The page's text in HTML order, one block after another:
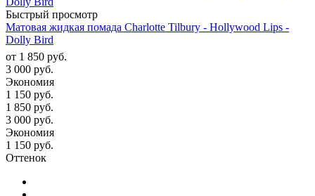
Быстрый просмотр
Матовая жидкая помада Charlotte Tilbury - Hollywood Lips -
Dolly Bird
от 1 850 руб.
3 000 руб.
Экономия
1 150 руб.
1 850 руб.
3 000 руб.
Экономия
1 150 руб.
Оттенок